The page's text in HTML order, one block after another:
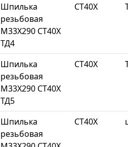
Шпилька
резьбовая
М33Х290 СТ40Х
ТД4
СТ40Х
Шпилька
резьбовая
М33Х290 СТ40Х
ТД5
СТ40Х
Шпилька
резьбовая
СТ40Х